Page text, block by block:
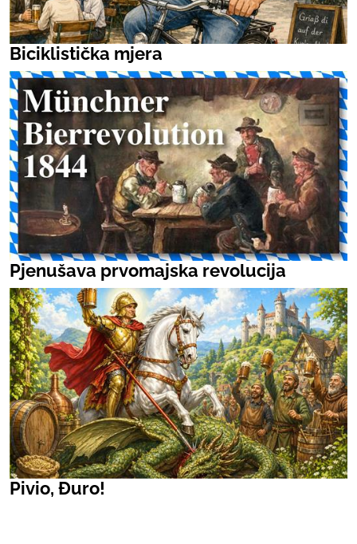
Biciklistička mjera
Pjenušava prvomajska revolucija
Pivio, Đuro!